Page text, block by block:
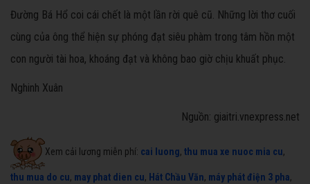
Đường Bá Hổ coi cái chết là một lần rời quê cũ. Những lời thơ cuối
cùng của ông thể hiện sự phóng đạt siêu phàm trong tâm hồn một
con người tài hoa, khoáng đạt và không bao giờ chịu khuất phục.
Nghinh Xuân
Nguồn: giaitri.vnexpress.net
Xem cải lương miễn phí: cai luong, thu mua xe nuoc mia cu,
thu mua do cu, may phat dien cu, Hát Chầu Văn, máy phát điện 3 pha,